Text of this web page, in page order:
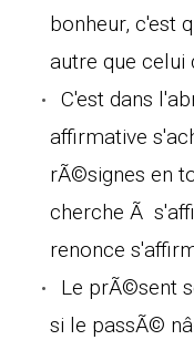
bonheur, c'est
autre que celui
C'est dans
affirmative
rÃ©signes en
cherche Ã
renonce
Le prÃ©sent
si le passÃ©